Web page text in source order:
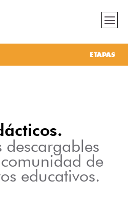
ETAPAS
de
educativos.